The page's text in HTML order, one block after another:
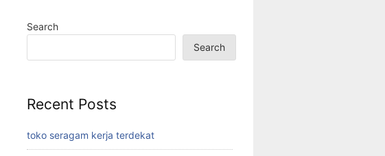
Search
Search
Recent Posts
toko seragam kerja terdekat